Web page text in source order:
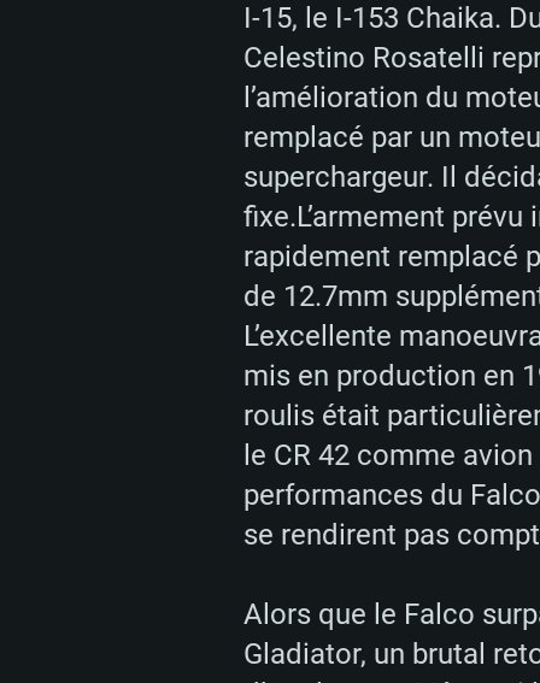
Pour PC
OS: Windows 10 (64 bit)
OS: Mac OS Big Sur 11.0 ou
OS: Les configurations Linux
I-15, le I-153 Chaika.
Celestino Rosatelli
l’amélioration du
remplacé par un
superchargeur. Il
fixe.L’armement
rapidement remplacé
de 12.7mm
L’excellente
mis en production en
roulis était
le CR 42 comme
performances du
se rendirent pas
Alors que le Falco
Gladiator, un brutal